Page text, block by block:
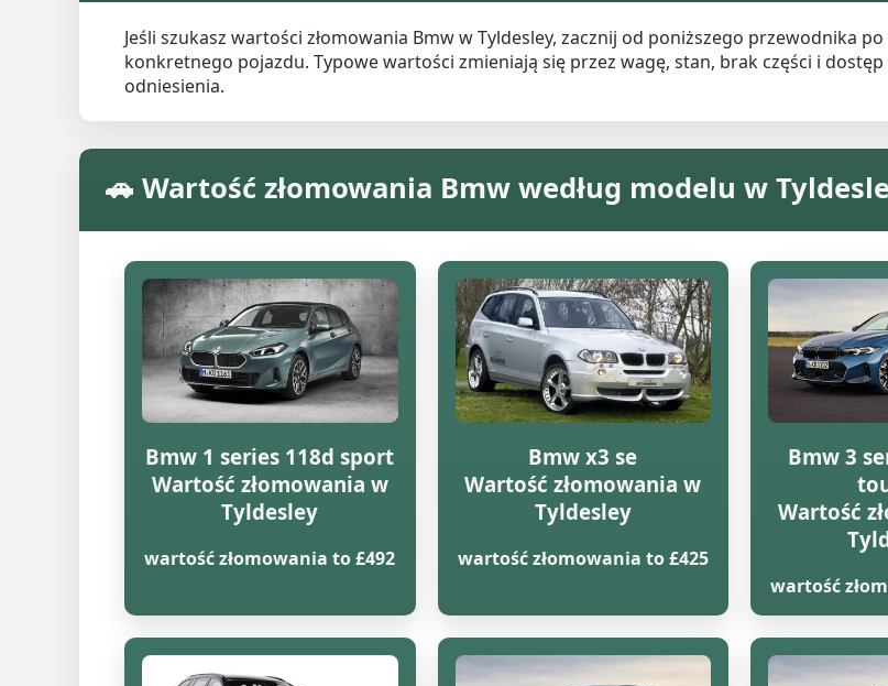
Jeśli szukasz wartości złomowania Bmw w Tyldesley, zacznij od poniższego przewodnika
konkretnego pojazdu. Typowe wartości zmieniają się przez wagę, stan, brak części i
odniesienia.
🚗 Wartość złomowania Bmw według modelu w
Bmw 1 series 118d sport
Wartość złomowania w
Tyldesley
wartość złomowania to £492
Bmw x3 se
Wartość złomowania w
Tyldesley
wartość złomowania to £425
Bmw 3
Wartość
wartość